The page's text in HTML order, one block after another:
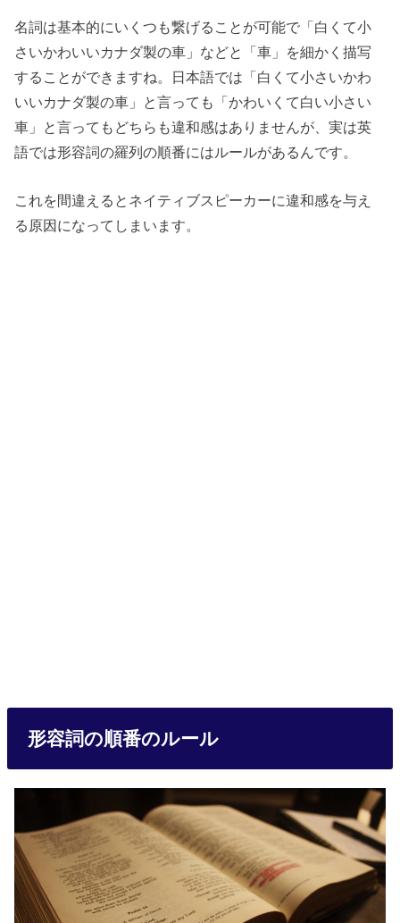
名詞は基本的にいくつも繋げることが可能で「白くて小
さいかわいいカナダ製の車」などと「車」を細かく描写
することができますね。日本語では「白くて小さいかわ
いいカナダ製の車」と言っても「かわいくて白い小さい
車」と言ってもどちらも違和感はありませんが、実は英
語では形容詞の羅列の順番にはルールがあるんです。
これを間違えるとネイティブスピーカーに違和感を与え
る原因になってしまいます。
形容詞の順番のルール